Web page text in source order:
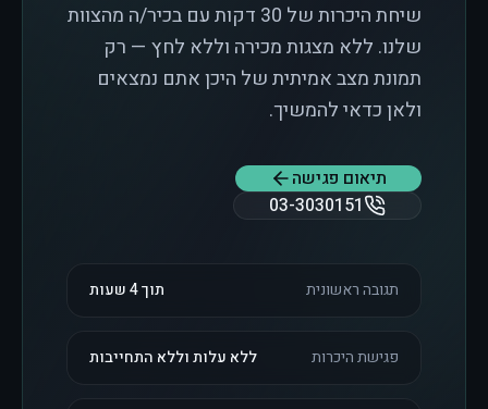
שיחת היכרות של 30 דקות עם בכיר/ה מהצוות
שלנו. ללא מצגות מכירה וללא לחץ — רק
תמונת מצב אמיתית של היכן אתם נמצאים
ולאן כדאי להמשיך.
תיאום פגישה
03-3030151
תגובה ראשונית תוך 4 שעות
פגישת היכרות ללא עלות וללא התחייבות